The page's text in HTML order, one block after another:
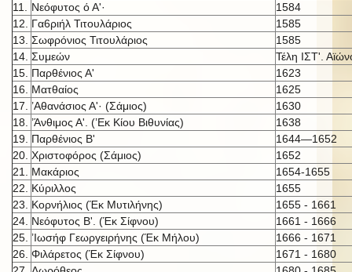
11.
Νεόφυτος ό Α'·
1584
12.
Γα6ριήλ Τιτουλάριος
1585
13. Σωφρόνιος Τιτουλάριος
1585
14. Συμεών
Τέλη ΙΣΤ'.
15. Παρθένιος Α'
1623
16.
Ματθαίος
1625
17.
’Αθανάσιος Α'· (Σάμιος)
1630
18.
’Άνθιμος Α'. (’Εκ Κίου Βιθυνίας)
1638
19. Παρθένιος Β'
1644—1652
20. Χριστοφόρος (Σάμιος)
1652
21.
Μακάριος
1654-1655
22.
Κύριλλος
1655
23.
Κορνήλιος (Έκ Μυτιλήνης)
1655 - 1661
24. Νεόφυτος Β'. (Έκ Σίφνου)
1661 - 1666
25. ’Ιωσήφ Γεωργειρήνης (Έκ Μήλου)
1666 - 1671
26. Φιλάρετος (Έκ Σίφνου)
1671 - 1680